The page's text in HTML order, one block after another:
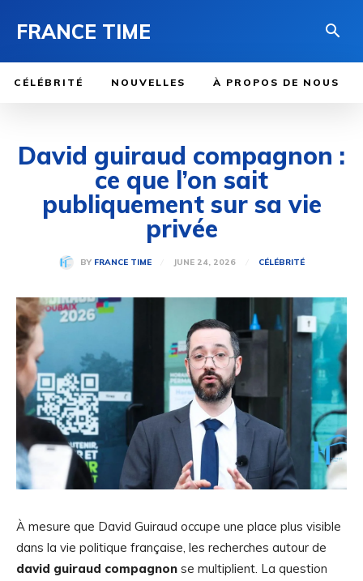
FRANCE TIME
CÉLÉBRITÉ NOUVELLES À PROPOS DE NOUS
David guiraud compagnon :
ce que l’on sait
publiquement sur sa vie
privée
BY FRANCE TIME JUNE 24, 2026 CÉLÉBRITÉ
À mesure que David Guiraud occupe une place plus visible
dans la vie politique française, les recherches autour de
david guiraud compagnon se multiplient. La question